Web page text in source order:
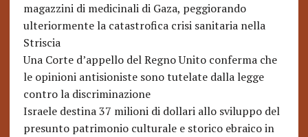
magazzini di medicinali di Gaza, peggiorando
ulteriormente la catastrofica crisi sanitaria nella
Striscia
Una Corte d’appello del Regno Unito conferma che
le opinioni antisioniste sono tutelate dalla legge
contro la discriminazione
Israele destina 37 milioni di dollari allo sviluppo del
presunto patrimonio culturale e storico ebraico in